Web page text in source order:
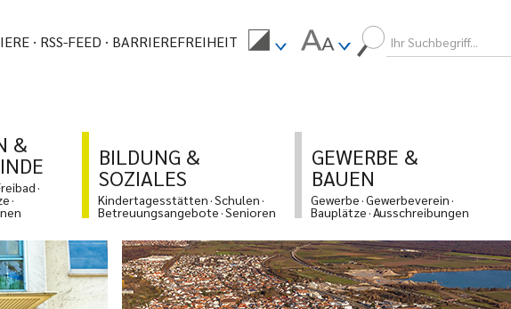
RSS-FEED BARRIEREFREIHEIT
&
BILDUNG &
SOZIALES
Kindertagesstätten Schulen
Betreuungsangebote Senioren
GEWERBE &
BAUEN
Gewerbe Gewerbeverein
Bauplätze Ausschreibungen